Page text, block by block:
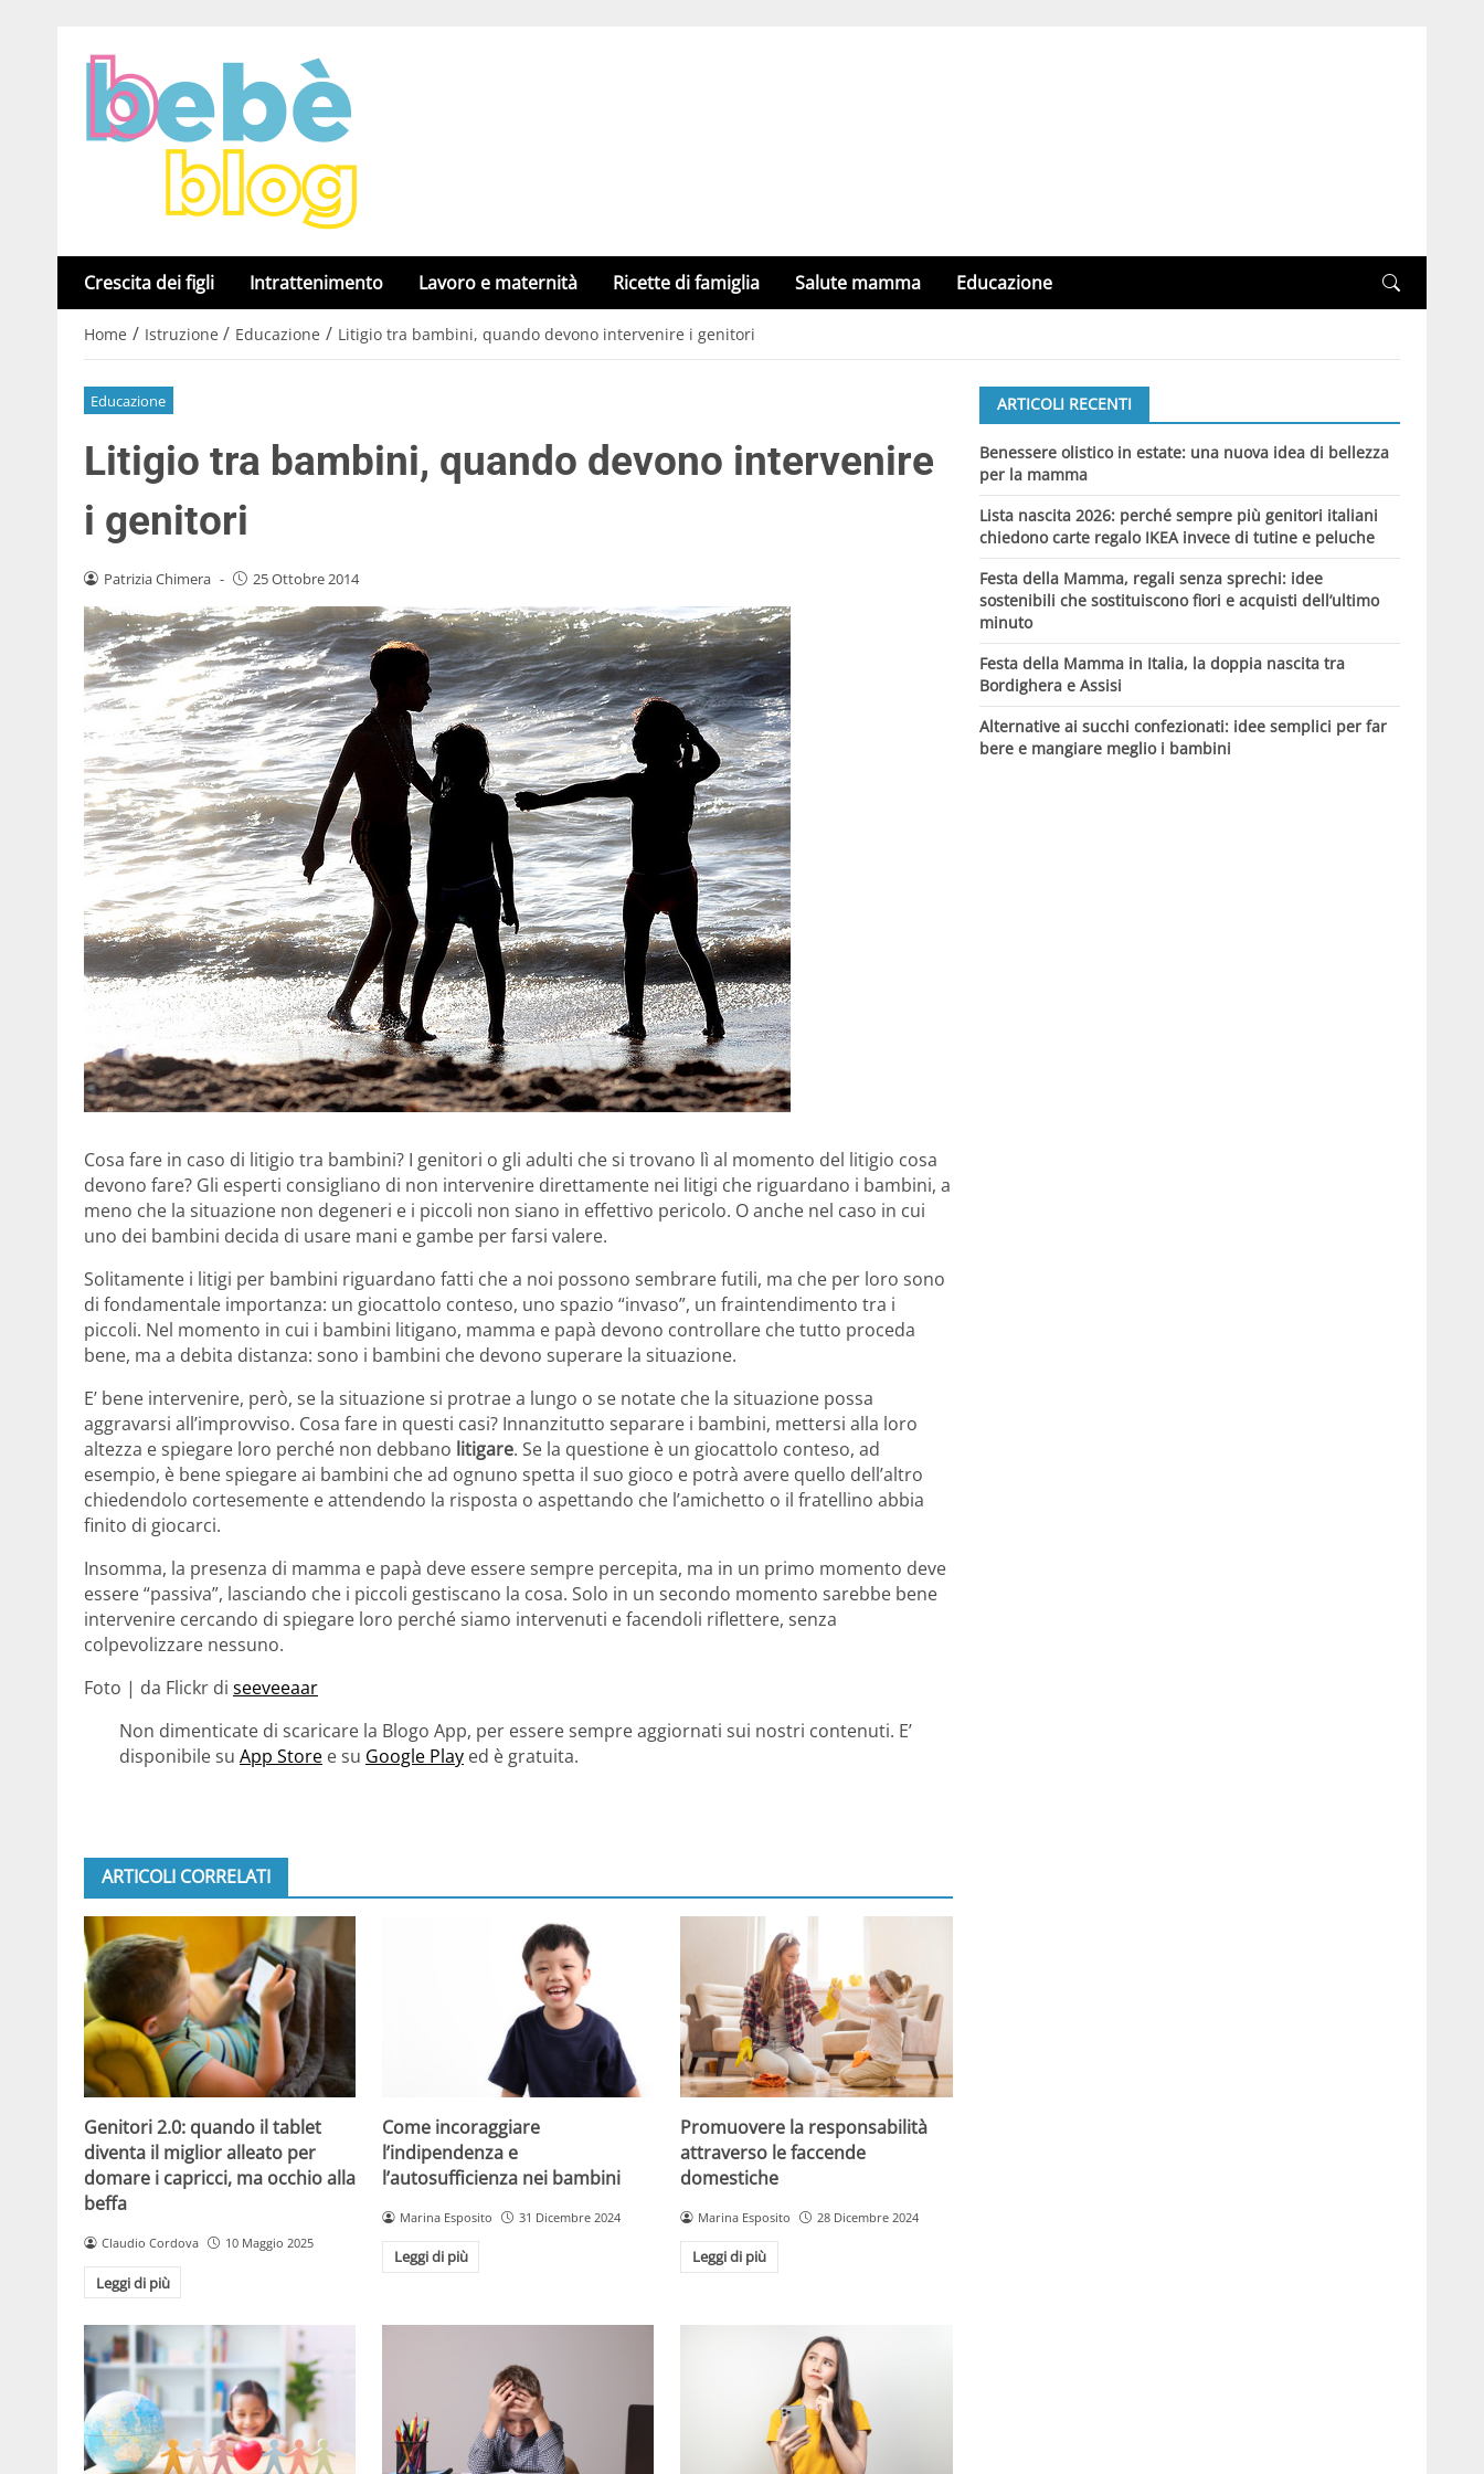
Crescita dei figli Intrattenimento Lavoro e maternità Ricette di famiglia Salute mamma Educazione
Home / Istruzione / Educazione / Litigio tra bambini, quando devono intervenire i genitori
Educazione
Litigio tra bambini, quando devono intervenire
i genitori
Patrizia Chimera - 25 Ottobre 2014
Cosa fare in caso di litigio tra bambini? I genitori o gli adulti che si trovano lì al momento del litigio cosa
devono fare? Gli esperti consigliano di non intervenire direttamente nei litigi che riguardano i bambini, a
meno che la situazione non degeneri e i piccoli non siano in effettivo pericolo. O anche nel caso in cui
uno dei bambini decida di usare mani e gambe per farsi valere.
Solitamente i litigi per bambini riguardano fatti che a noi possono sembrare futili, ma che per loro sono
di fondamentale importanza: un giocattolo conteso, uno spazio “invaso”, un fraintendimento tra i
piccoli. Nel momento in cui i bambini litigano, mamma e papà devono controllare che tutto proceda
bene, ma a debita distanza: sono i bambini che devono superare la situazione.
E’ bene intervenire, però, se la situazione si protrae a lungo o se notate che la situazione possa
aggravarsi all’improvviso. Cosa fare in questi casi? Innanzitutto separare i bambini, mettersi alla loro
altezza e spiegare loro perché non debbano litigare. Se la questione è un giocattolo conteso, ad
esempio, è bene spiegare ai bambini che ad ognuno spetta il suo gioco e potrà avere quello dell’altro
chiedendolo cortesemente e attendendo la risposta o aspettando che l’amichetto o il fratellino abbia
finito di giocarci.
Insomma, la presenza di mamma e papà deve essere sempre percepita, ma in un primo momento deve
essere “passiva”, lasciando che i piccoli gestiscano la cosa. Solo in un secondo momento sarebbe bene
intervenire cercando di spiegare loro perché siamo intervenuti e facendoli riflettere, senza
colpevolizzare nessuno.
Foto | da Flickr di seeveeaar
Non dimenticate di scaricare la Blogo App, per essere sempre aggiornati sui nostri contenuti. E’
disponibile su App Store e su Google Play ed è gratuita.
ARTICOLI CORRELATI
Genitori 2.0: quando il tablet
diventa il miglior alleato per
domare i capricci, ma occhio alla
beffa
Claudio Cordova 10 Maggio 2025
Leggi di più
Come incoraggiare
l’indipendenza e
l’autosufficienza nei bambini
Marina Esposito 31 Dicembre 2024
Leggi di più
Promuovere la responsabilità
attraverso le faccende
domestiche
Marina Esposito 28 Dicembre 2024
Leggi di più
ARTICOLI RECENTI
Benessere olistico in estate: una nuova idea di bellezza
per la mamma
Lista nascita 2026: perché sempre più genitori italiani
chiedono carte regalo IKEA invece di tutine e peluche
Festa della Mamma, regali senza sprechi: idee
sostenibili che sostituiscono fiori e acquisti dell’ultimo
minuto
Festa della Mamma in Italia, la doppia nascita tra
Bordighera e Assisi
Alternative ai succhi confezionati: idee semplici per far
bere e mangiare meglio i bambini